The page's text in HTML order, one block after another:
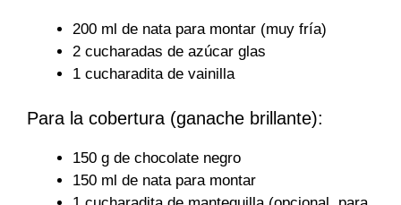
200 ml de nata para montar (muy fría)
2 cucharadas de azúcar glas
1 cucharadita de vainilla
Para la cobertura (ganache brillante):
150 g de chocolate negro
150 ml de nata para montar